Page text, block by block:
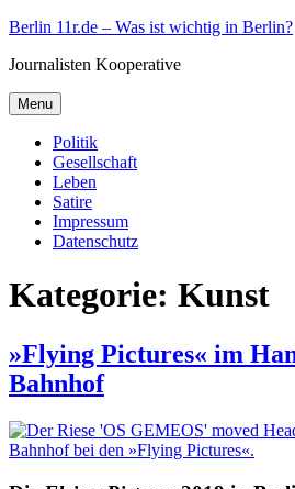
Skip
content
Berlin 11r.de – Was ist wichtig in Berlin?
Journalisten Kooperative
Menu
Politik
Gesellschaft
Leben
Satire
Impressum
Datenschutz
Kategorie: Kunst
»Flying Pictures« im
Bahnhof